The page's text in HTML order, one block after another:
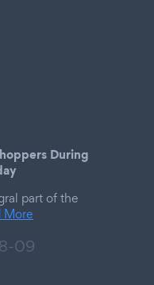
During
part of the
More
09